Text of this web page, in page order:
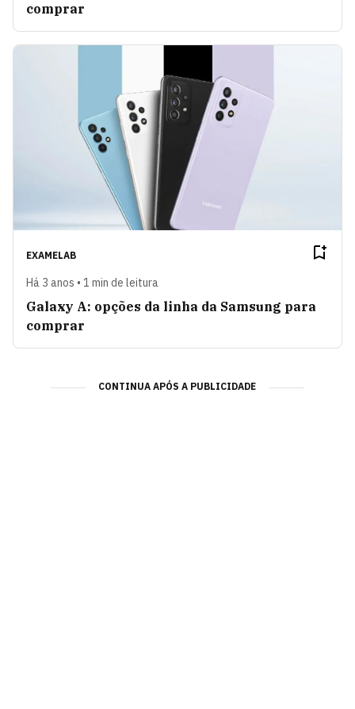
comprar
EXAMELAB
Há 3 anos • 1 min de leitura
Galaxy A: opções da linha da Samsung para
comprar
CONTINUA APÓS A PUBLICIDADE